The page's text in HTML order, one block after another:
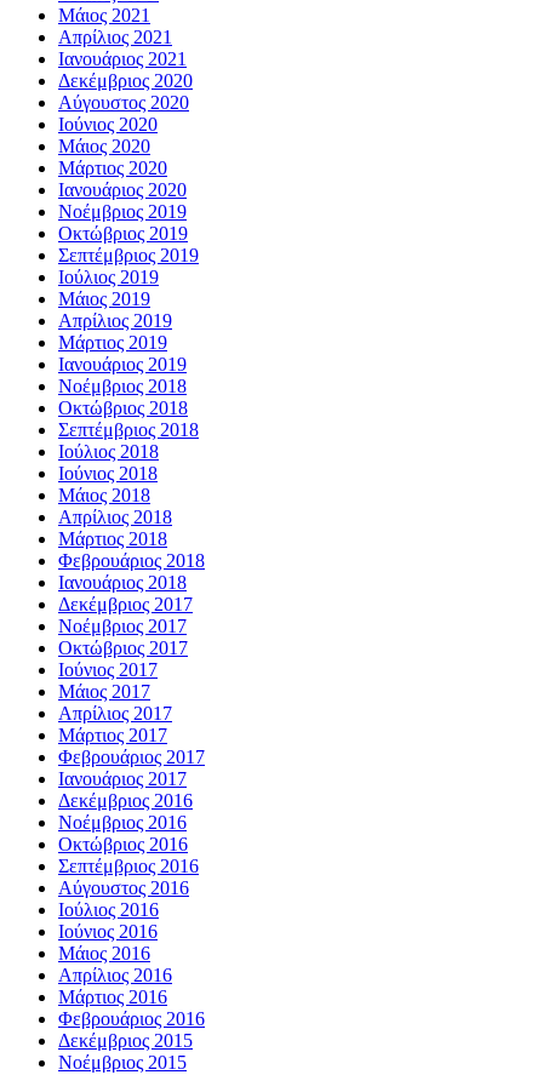
Μάιος 2021
Απρίλιος 2021
Ιανουάριος 2021
Δεκέμβριος 2020
Αύγουστος 2020
Ιούνιος 2020
Μάιος 2020
Μάρτιος 2020
Ιανουάριος 2020
Νοέμβριος 2019
Οκτώβριος 2019
Σεπτέμβριος 2019
Ιούλιος 2019
Μάιος 2019
Απρίλιος 2019
Μάρτιος 2019
Ιανουάριος 2019
Νοέμβριος 2018
Οκτώβριος 2018
Σεπτέμβριος 2018
Ιούλιος 2018
Ιούνιος 2018
Μάιος 2018
Απρίλιος 2018
Μάρτιος 2018
Φεβρουάριος 2018
Ιανουάριος 2018
Δεκέμβριος 2017
Νοέμβριος 2017
Οκτώβριος 2017
Ιούνιος 2017
Μάιος 2017
Απρίλιος 2017
Μάρτιος 2017
Φεβρουάριος 2017
Ιανουάριος 2017
Δεκέμβριος 2016
Νοέμβριος 2016
Οκτώβριος 2016
Σεπτέμβριος 2016
Αύγουστος 2016
Ιούλιος 2016
Ιούνιος 2016
Μάιος 2016
Απρίλιος 2016
Μάρτιος 2016
Φεβρουάριος 2016
Δεκέμβριος 2015
Νοέμβριος 2015